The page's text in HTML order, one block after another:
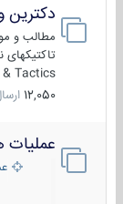
دکترین و
مطالب و
تاکتیکهای
& Tactics
12,050 ارسال
عملیات